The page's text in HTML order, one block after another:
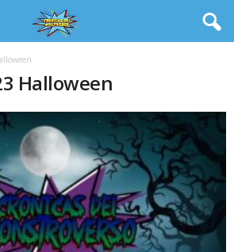
Halloween